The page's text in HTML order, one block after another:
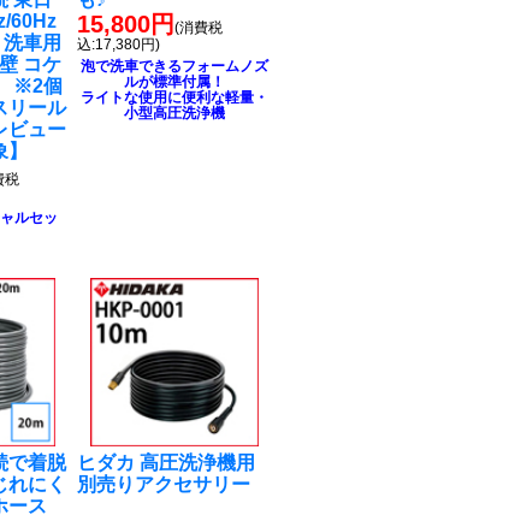
60Hz
車用
コケ
※2個
リール
ビュー
税
ルセッ
15,800円(消費税
込:17,380円)
泡で洗車できるフォームノズ
ルが標準付属！
ライトな使用に便利な軽量・
小型高圧洗浄機
で着脱
れにく
ース
ヒダカ 高圧洗浄機用
別売りアクセサリー